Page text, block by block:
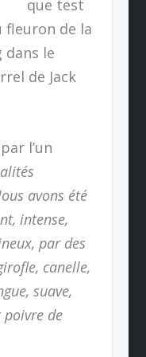
que test
fleuron de la
le
de Jack
l’un
avons été
intense,
par des
canelle,
suave,
poivre de